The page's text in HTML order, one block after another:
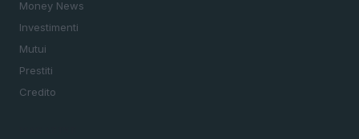
Money News
Investimenti
Mutui
Prestiti
Credito